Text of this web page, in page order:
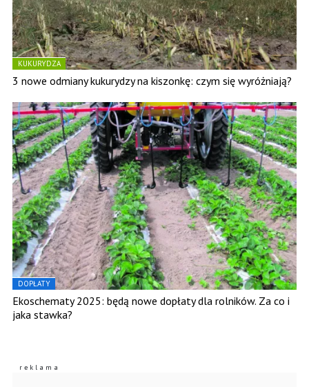
KUKURYDZA
3 nowe odmiany kukurydzy na kiszonkę: czym się wyróżniają?
DOPŁATY
​Ekoschematy 2025: będą nowe dopłaty dla rolników. Za co i
jaka stawka?